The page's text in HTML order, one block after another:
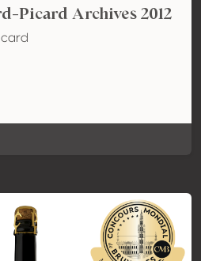
Picard Archives 2012